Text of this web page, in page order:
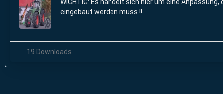
WICHTIG: Es handelt sich hier um eine Anpassung,
eingebaut werden muss !!
19 Downloads